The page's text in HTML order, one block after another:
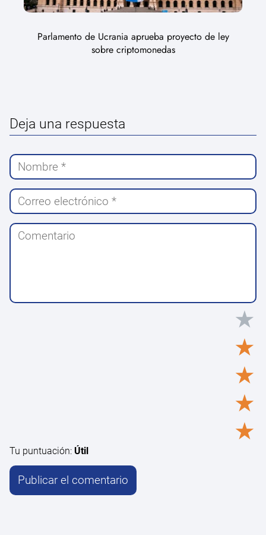
Parlamento de Ucrania aprueba proyecto de ley
sobre criptomonedas
Deja una respuesta
★
★
★
★
★
Tu puntuación: Útil